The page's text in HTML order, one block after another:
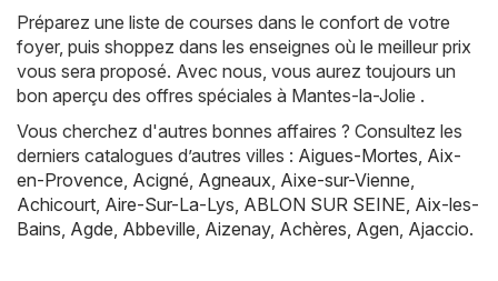
Préparez une liste de courses dans le confort de votre
foyer, puis shoppez dans les enseignes où le meilleur prix
vous sera proposé. Avec nous, vous aurez toujours un
bon aperçu des offres spéciales à Mantes-la-Jolie .
Vous cherchez d'autres bonnes affaires ? Consultez les
derniers catalogues d’autres villes : Aigues-Mortes, Aix-
en-Provence, Acigné, Agneaux, Aixe-sur-Vienne,
Achicourt, Aire-Sur-La-Lys, ABLON SUR SEINE, Aix-les-
Bains, Agde, Abbeville, Aizenay, Achères, Agen, Ajaccio.